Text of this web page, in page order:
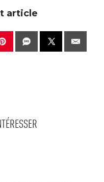
article